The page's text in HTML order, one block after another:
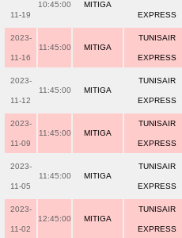
11-19
10:45:00 MITIGA
EXPRESS
2023-
11-16
11:45:00 MITIGA
TUNISAIR
EXPRESS
2023-
11-12
11:45:00 MITIGA
TUNISAIR
EXPRESS
2023-
11-09
11:45:00 MITIGA
TUNISAIR
EXPRESS
2023-
11-05
11:45:00 MITIGA
TUNISAIR
EXPRESS
2023-
11-02
12:45:00 MITIGA
TUNISAIR
EXPRESS